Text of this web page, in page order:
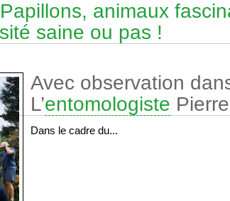
animaux
saine ou pas !
Avec observation
L’entomologiste
Dans le cadre du...